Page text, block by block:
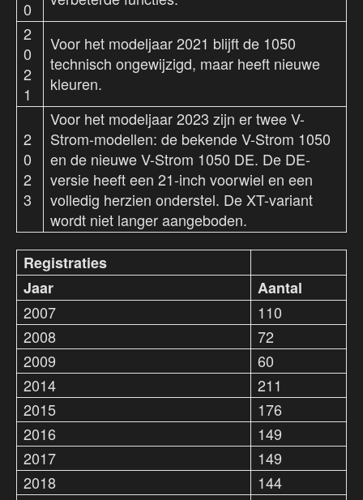
0
2
0
2
1
Voor het modeljaar 2021 blijft de 1050
technisch ongewijzigd, maar heeft nieuwe
kleuren.
2
0
2
3
Voor het modeljaar 2023 zijn er twee V-
Strom-modellen: de bekende V-Strom 1050
en de nieuwe V-Strom 1050 DE. De DE-
versie heeft een 21-inch voorwiel en een
volledig herzien onderstel. De XT-variant
wordt niet langer aangeboden.
Registraties
Jaar
Aantal
2007
110
2008
72
2009
60
2014
211
2015
176
2016
149
2017
149
2018
144